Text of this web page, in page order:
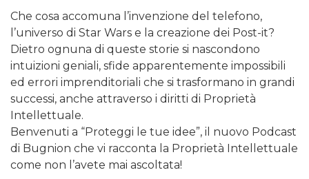
Che cosa accomuna l’invenzione del telefono,
l’universo di Star Wars e la creazione dei Post-it?
Dietro ognuna di queste storie si nascondono
intuizioni geniali, sfide apparentemente impossibili
ed errori imprenditoriali che si trasformano in grandi
successi, anche attraverso i diritti di Proprietà
Intellettuale.
Benvenuti a “Proteggi le tue idee”, il nuovo Podcast
di Bugnion che vi racconta la Proprietà Intellettuale
come non l’avete mai ascoltata!